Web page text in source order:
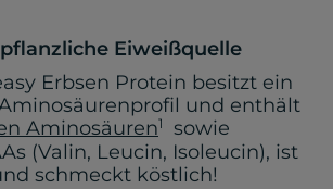
Eiweißquelle
Erbsen Protein besitzt ein
und enthält
Aminosäuren1
sowie
(Valin, Leucin, Isoleucin), ist
schmeckt köstlich!